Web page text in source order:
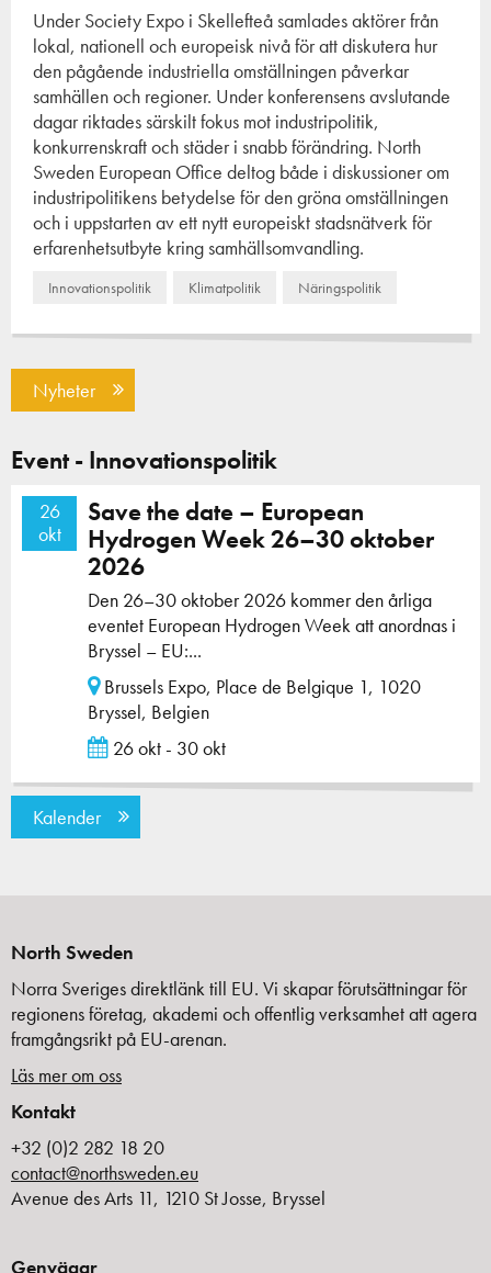
Under Society Expo i Skellefteå samlades aktörer från
lokal, nationell och europeisk nivå för att diskutera hur
den pågående industriella omställningen påverkar
samhällen och regioner. Under konferensens avslutande
dagar riktades särskilt fokus mot industripolitik,
konkurrenskraft och städer i snabb förändring. North
Sweden European Office deltog både i diskussioner om
industripolitikens betydelse för den gröna omställningen
och i uppstarten av ett nytt europeiskt stadsnätverk för
erfarenhetsutbyte kring samhällsomvandling.
Innovationspolitik Klimatpolitik Näringspolitik
Nyheter
Event - Innovationspolitik
Save the date – European
Hydrogen Week 26–30 oktober
2026
Den 26–30 oktober 2026 kommer den årliga
eventet European Hydrogen Week att anordnas i
Bryssel – EU:...
Brussels Expo, Place de Belgique 1, 1020
Bryssel, Belgien
26 okt - 30 okt
26
okt
Kalender
North Sweden
Norra Sveriges direktlänk till EU. Vi skapar förutsättningar för
regionens företag, akademi och offentlig verksamhet att agera
framgångsrikt på EU-arenan.
Läs mer om oss
Kontakt
+32 (0)2 282 18 20
contact@northsweden.eu
Avenue des Arts 11, 1210 St Josse, Bryssel
Genvägar